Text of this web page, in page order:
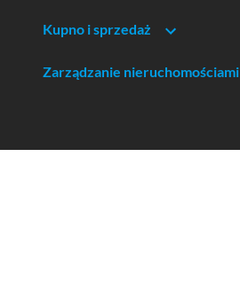
Kupno i sprzedaż
Zarządzanie nieruchomościami